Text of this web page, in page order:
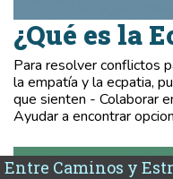
¿Qué es la
Para resolver conflictos
la empatía y la ecpatia,
que sienten - Colaborar
Ayudar a encontrar
Entre Caminos y